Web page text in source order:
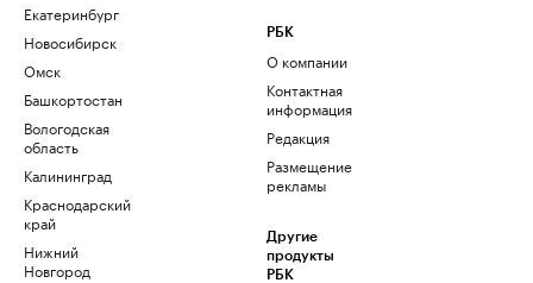
Екатеринбург
Новосибирск
Омск
Башкортостан
Вологодская
область
Калининград
Краснодарский
край
Нижний
Новгород
РБК
О компании
Контактная
информация
Редакция
Размещение
рекламы
Другие
продукты
РБК